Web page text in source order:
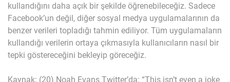
kullandığını daha açık bir şekilde öğrenebileceğiz. Sadece
Facebook’un değil, diğer sosyal medya uygulamalarının da
benzer verileri topladığı tahmin ediliyor. Tüm uygulamaların
kullandığı verilerin ortaya çıkmasıyla kullanıcıların nasıl bir
tepki göstereceğini bekleyip göreceğiz.
Kaynak: (20) Noah Evans Twitter’da: “This isn’t even a joke